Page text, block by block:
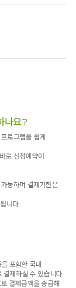
나요?
로그램을 쉽게
로 신청예약이
능하며 결제기한은
니다.
포함한 국내
제하실 수 있습니다.
결제금액을 송금해